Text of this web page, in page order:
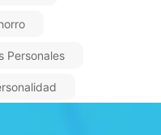
Personales